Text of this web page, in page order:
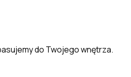
do Twojego wnętrza.